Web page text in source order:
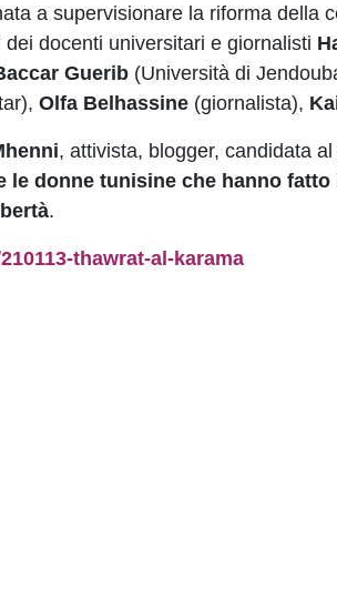
a supervisionare la riforma della
docenti universitari e giornalisti
Guerib (Università di
Olfa Belhassine (giornalista),
, attivista, blogger, candidata
le donne tunisine che hanno
.
thawrat-al-karama